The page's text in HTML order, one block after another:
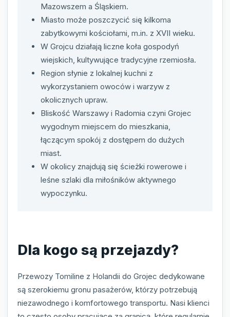
Mazowszem a Śląskiem.
Miasto może poszczycić się kilkoma
zabytkowymi kościołami, m.in. z XVII wieku.
W Grojcu działają liczne koła gospodyń
wiejskich, kultywujące tradycyjne rzemiosła.
Region słynie z lokalnej kuchni z
wykorzystaniem owoców i warzyw z
okolicznych upraw.
Bliskość Warszawy i Radomia czyni Grojec
wygodnym miejscem do mieszkania,
łączącym spokój z dostępem do dużych
miast.
W okolicy znajdują się ścieżki rowerowe i
leśne szlaki dla miłośników aktywnego
wypoczynku.
Dla kogo są przejazdy?
Przewozy Tomiline z Holandii do Grojec dedykowane
są szerokiemu gronu pasażerów, którzy potrzebują
niezawodnego i komfortowego transportu. Nasi klienci